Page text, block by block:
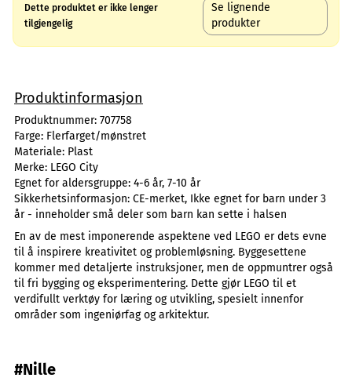
Dette produktet er ikke lenger
tilgjengelig
Se lignende
produkter
Produktinformasjon
Produktnummer: 707758
Farge: Flerfarget/mønstret
Materiale: Plast
Merke: LEGO City
Egnet for aldersgruppe: 4-6 år, 7-10 år
Sikkerhetsinformasjon: CE-merket, Ikke egnet for barn under 3
år - inneholder små deler som barn kan sette i halsen
En av de mest imponerende aspektene ved LEGO er dets evne
til å inspirere kreativitet og problemløsning. Byggesettene
kommer med detaljerte instruksjoner, men de oppmuntrer også
til fri bygging og eksperimentering. Dette gjør LEGO til et
verdifullt verktøy for læring og utvikling, spesielt innenfor
områder som ingeniørfag og arkitektur.
#Nille